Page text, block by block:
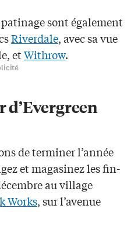
sont également
Riverdale, avec sa vue
etWithrow.
d’Evergreen
de terminer l’année
et magasinezles fin-
auvillage
Works, sur l’avenue